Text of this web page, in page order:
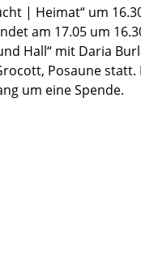
| Heimat“ um
am 17.05 um
Hall“ mit Daria
Posaune
um eine Spende.